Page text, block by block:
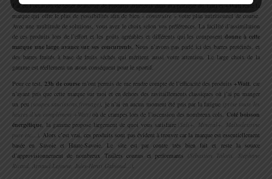
J’ai eu l’occasion de tester beaucoup de produits différents dans ma pratique du Trail et+Wattreste la
marque qui offre le plus de possibilités afin de bien« construire »votre plan nutritionnel de course.
Avec une multitude de solutions, vous avez le choix selon vos préférences. La facilité d’assimilation
de ces produits lors de l’effort et les goûts agréables et différents qui les composentdonne à cette
marque une large avance sur ses concurrents . Nous n’avons pas parlé ici des barres protéinés, et
des barres fruités à base de fruits séchés qui méritent aussi votre attention. Le large choix de la
gamme est réellement un atout conséquent pour le sportif.
Pour ce test,23h de course m’ont permis de me rendre compte de l’efficacité des produits +Watt, car
n’ayant pris que cette marque sur moi et en dehors des ravitaillements classiques où j’ai pu manger
un peu (soupes,saucissons,fromage) , je n’ai en aucun moment été pris par la fatigue (prise toute les
heures d’un complément +Watt)où de crampes lors de l’ascension des nombreux cols. Coté boisson
énergétique , la gamme propose largement de quoi vous satisfaire(Sali+, Minéral+, Maltodextrine
pure etc…)
Alors c’est vrai, ces produits sont pas évident à trouver car la marque est essentiellement
basée en Savoie et Haute-Savoie. Le site est par contre très bien fait et reste la source
d’approvisionnement de nombreux Trailers connus et performants (Sébastien Talotti, Stéphane
Ricard, Arnaud Lejeune, Jules-Henri Gabioud…)